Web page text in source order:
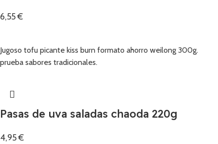
6,55€
Jugoso tofu picante kiss burn formato ahorro weilong 300g.
prueba sabores tradicionales.
Pasas de uva saladas chaoda 220g
4,95€